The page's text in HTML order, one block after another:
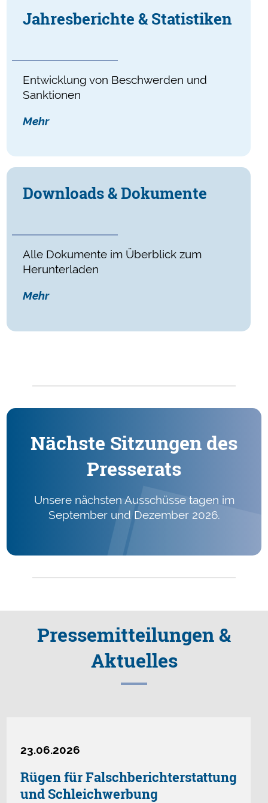
Jahres­berichte & Statistiken
Entwicklung von Beschwerden und
Sanktionen
Mehr
Downloads & Dokumente
Alle Dokumente im Überblick zum
Herunterladen
Mehr
Nächste Sitzungen des
Presserats
Unsere nächsten Ausschüsse tagen im
September und Dezember 2026.
Presse­mitteilungen &
Aktuelles
23.06.2026
Rügen für Falschberichterstattung
und Schleichwerbung